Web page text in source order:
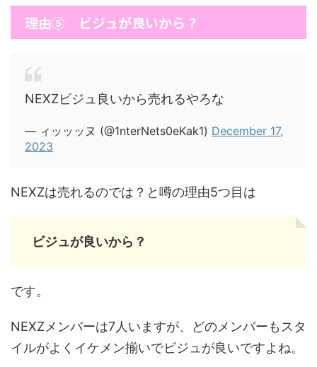
理由⑤ ビジュが良いから？
NEXZビジュ良いから売れるやろな
— ィッッッヌ (@1nterNets0eKak1) December 17,
2023
NEXZは売れるのでは？と噂の理由5つ目は
ビジュが良いから？
です。
NEXZメンバーは7人いますが、どのメンバーもスタ
イルがよくイケメン揃いでビジュが良いですよね。